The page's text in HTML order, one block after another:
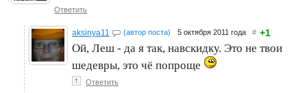
Ответить
aksinya11 (автор поста) 5 октября 2011 года # +1
Ой, Леш - да я так, навскидку. Это не твои
шедевры, это чё попроще
↑ Ответить